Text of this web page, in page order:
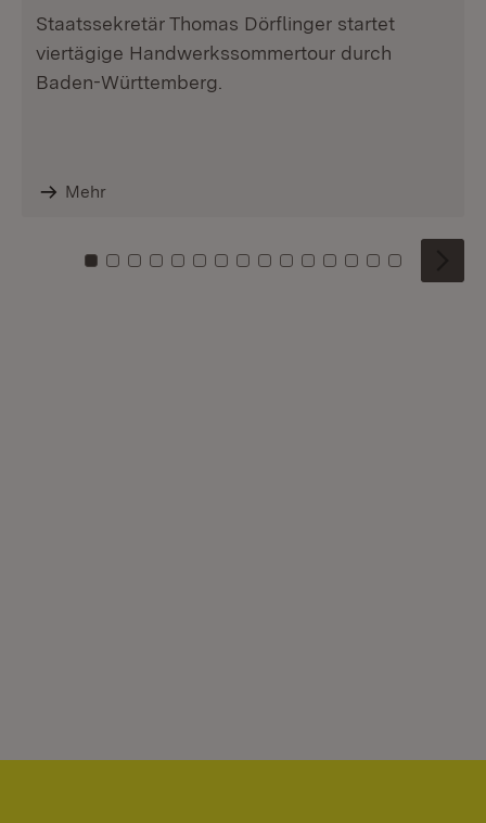
Staatssekretär Thomas Dörflinger startet
viertägige Handwerkssommertour durch
Baden-Württemberg.
Mehr
Zu Kachel: 0
Zu Kachel: 1
Zu Kachel: 2
Zu Kachel: 3
Zu Kachel: 4
Zu Kachel: 5
Zu Kachel: 6
Zu Kachel: 7
Zu Kachel: 8
Zu Kachel: 9
Zu Kachel: 10
Zu Kachel: 11
Zu Kachel: 12
Zu Kachel:
Zu